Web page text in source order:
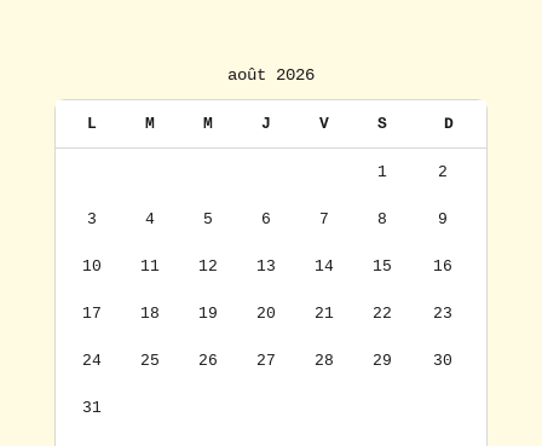
août 2026
L M M J V S D
1 2
3 4 5 6 7 8 9
10 11 12 13 14 15 16
17 18 19 20 21 22 23
24 25 26 27 28 29 30
31